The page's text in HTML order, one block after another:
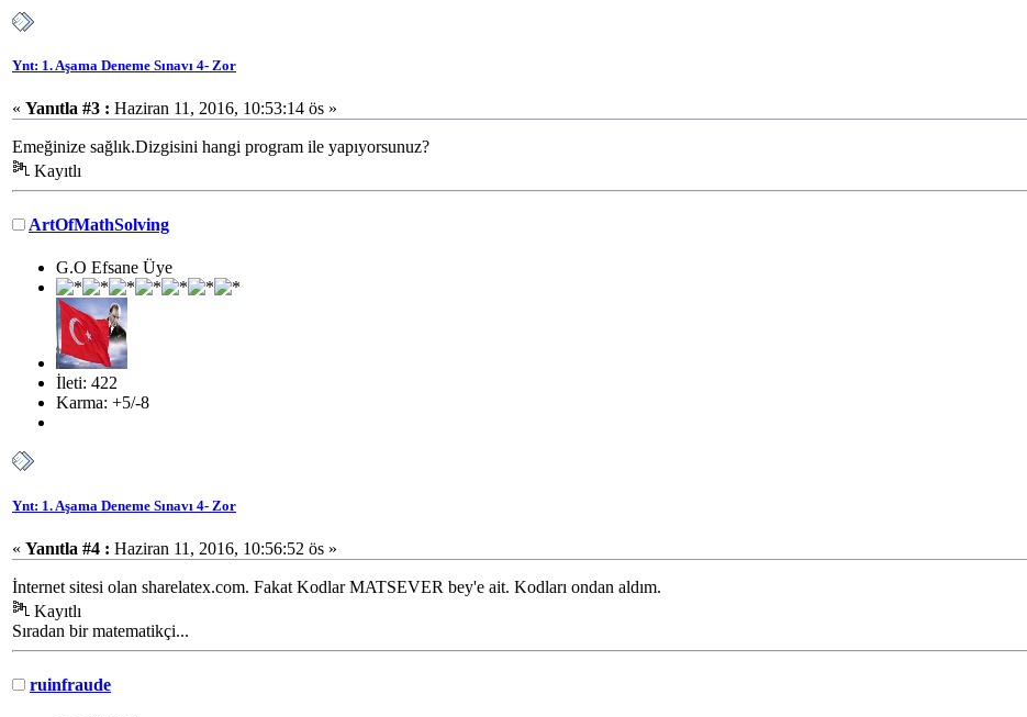
Ynt: 1. Aşama Deneme Sınavı 4- Zor
« Yanıtla #3 : Haziran 11, 2016, 10:53:14 ös »
Emeğinize sağlık.Dizgisini hangi program ile yapıyorsunuz?
Kayıtlı
ArtOfMathSolving
G.O Efsane Üye
İleti: 422
Karma: +5/-8
Ynt: 1. Aşama Deneme Sınavı 4- Zor
« Yanıtla #4 : Haziran 11, 2016, 10:56:52 ös »
İnternet sitesi olan sharelatex.com. Fakat Kodlar MATSEVER bey'e ait. Kodları ondan aldım.
Kayıtlı
Sıradan bir matematikçi...
ruinfraude